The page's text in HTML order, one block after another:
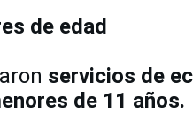
de edad
servicios de
de 11 años.